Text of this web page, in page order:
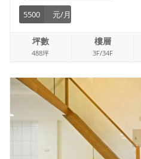
5500
元/月
坪數
488坪
樓層
3F/34F